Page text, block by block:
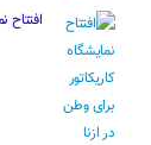
افتتاح